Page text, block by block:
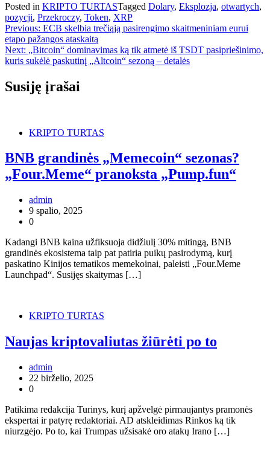
Posted in KRIPTO TURTASTagged Dolary, Eksplozja, otwartych,
pozycji, Przekroczy, Token, XRP
Navigacija
tarp
įrašų
Previous: ECB skelbia trečiąją pasirengimo skaitmeniniam eurui
etapo pažangos ataskaitą
Next: „Bitcoin“ dominavimas ką tik atmetė iš TSDT pasipriešinimo,
kuris sukėlė paskutinį „Altcoin“ sezoną – detalės
Susiję įrašai
KRIPTO TURTAS
BNB grandinės „Memecoin“ sezonas?
„Four.Meme“ pranoksta „Pump.fun“
admin
9 spalio, 2025
0
Kadangi BNB kaina užfiksuoja didžiulį 30% mitingą, BNB
grandinės ekosistema taip pat patiria puikų pasirodymą, kurį
paskatino Kinijos tematikos memekoinai, paleisti „Four.Meme
Launchpad“. Susijęs skaitymas […]
KRIPTO TURTAS
Naujas kriptovaliutas žiūrėti po to
admin
22 birželio, 2025
0
Patikima redakcija Turinys, kurį apžvelgė pirmaujantys pramonės
ekspertai ir patyrę redaktoriai. AD atskleidimas Rinkos ką tik
niurzgėjo. Po to, kai Trumpas užsisakė oro atakų Irano […]